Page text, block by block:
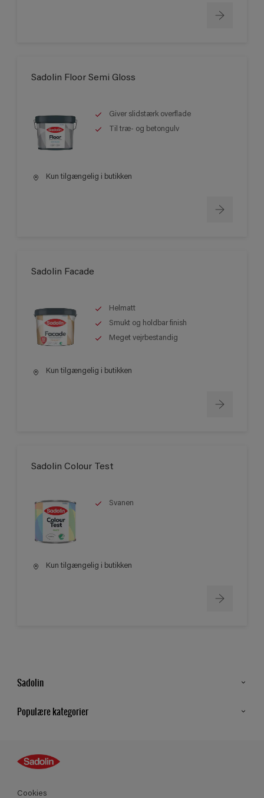
Sadolin Floor Semi Gloss
Giver slidstærk overflade
Til træ- og betongulv
Kun tilgængelig i butikken
Sadolin Facade
Helmatt
Smukt og holdbar finish
Meget vejrbestandig
Kun tilgængelig i butikken
Sadolin Colour Test
Svanen
Kun tilgængelig i butikken
Sadolin
Populære kategorier
Guides
Farver
Produkter
Cookies